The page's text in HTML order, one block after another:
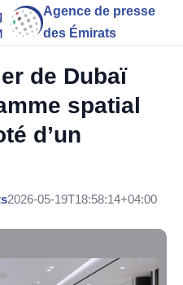
Agence de presse
des Émirats
de Dubaï
spatial
d’un
2026-05-19T18:58:14+04:00